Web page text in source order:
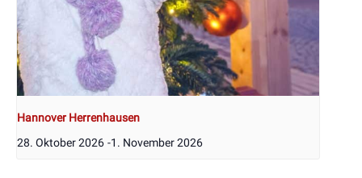
Hannover Herrenhausen
28. Oktober 2026 -1. November 2026